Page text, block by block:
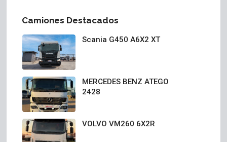
Camiones Destacados
Scania G450 A6X2 XT
MERCEDES BENZ ATEGO
2428
VOLVO VM260 6X2R